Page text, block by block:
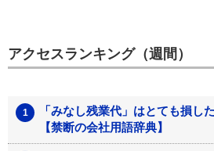
アクセスランキング（週間）
「みなし残業代」はとても損
【禁断の会社用語辞典】